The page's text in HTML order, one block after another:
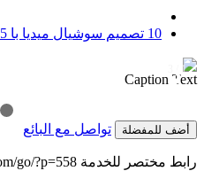
10 تصميم سوشيال ميديا با 25 دولار فقط
1 / 3
Caption Text
❮
أضف للمفضلة تواصل مع البائع
رابط مختصر للخدمة go/?p=558